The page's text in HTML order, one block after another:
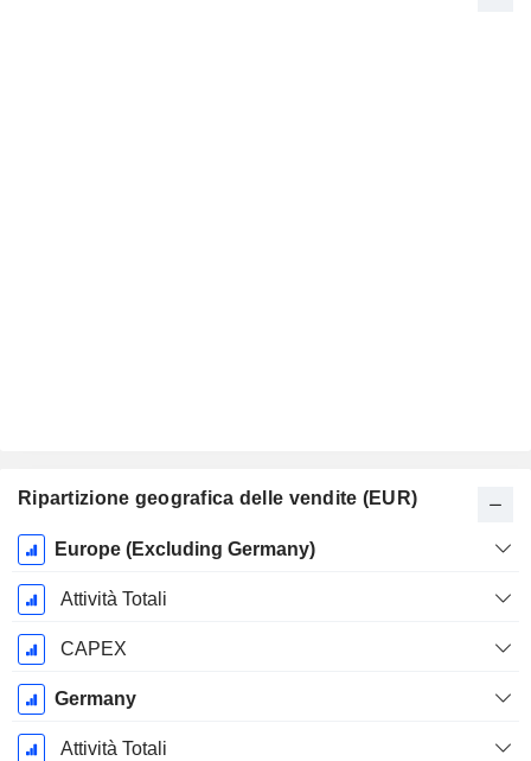
Ripartizione geografica delle vendite (EUR)
Periodo
Fiscale:
Dicembre
Europe (Excluding Germany)
Attività Totali
CAPEX
Germany
Attività Totali